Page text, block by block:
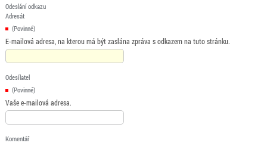
Odeslání odkazu
Adresát
(Povinné)
E-mailová adresa, na kterou má být zaslána zpráva s odkazem na tuto stránku.
Odesílatel
(Povinné)
Vaše e-mailová adresa.
Komentář